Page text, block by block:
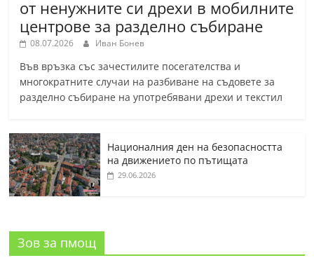
от ненужните си дрехи в мобилните
центрове за разделно събиране
08.07.2026 Иван Бонев
Във връзка със зачестилите посегателства и
многократните случаи на разбиване на съдовете за
разделно събиране на употребявани дрехи и текстил
Националния ден на безопасността
на движението по пътищата
29.06.2026
Зов за пмощ